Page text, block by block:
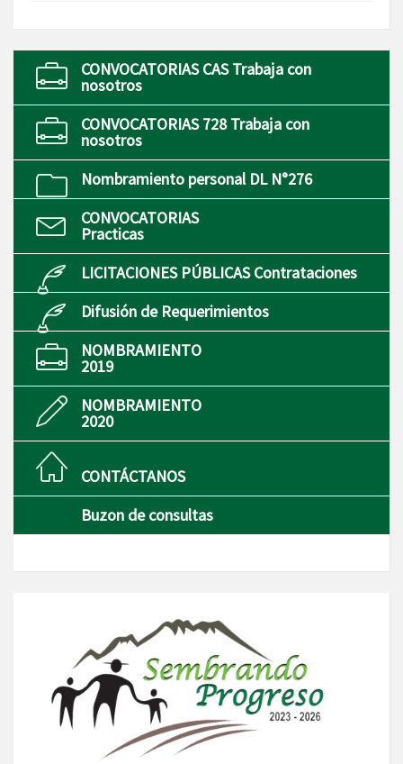
CONVOCATORIAS CAS Trabaja con
nosotros
CONVOCATORIAS 728 Trabaja con
nosotros
Nombramiento personal DL N°276
CONVOCATORIAS
Practicas
LICITACIONES PÚBLICAS Contrataciones
Difusión de Requerimientos
NOMBRAMIENTO
2019
NOMBRAMIENTO
2020
CONTÁCTANOS
Buzon de consultas